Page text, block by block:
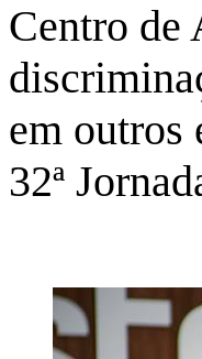
Centro de
em outros
32ª